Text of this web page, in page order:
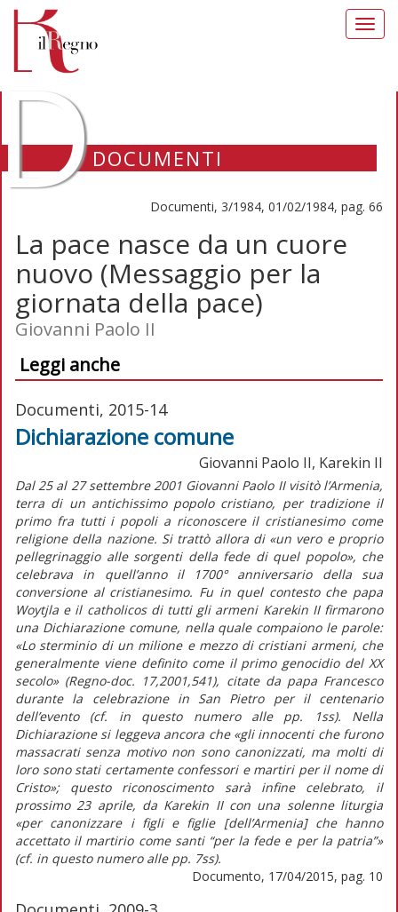
DOCUMENTI
Documenti, 3/1984, 01/02/1984, pag. 66
La pace nasce da un cuore
nuovo (Messaggio per la
giornata della pace)
Giovanni Paolo II
Leggi anche
Documenti, 2015-14
Dichiarazione comune
Giovanni Paolo II, Karekin II
Dal 25 al 27 settembre 2001 Giovanni Paolo II visitò l’Armenia,
terra di un antichissimo popolo cristiano, per tradizione il
primo fra tutti i popoli a riconoscere il cristianesimo come
religione della nazione. Si trattò allora di «un vero e proprio
pellegrinaggio alle sorgenti della fede di quel popolo», che
celebrava in quell’anno il 1700° anniversario della sua
conversione al cristianesimo. Fu in quel contesto che papa
Woytjla e il catholicos di tutti gli armeni Karekin II firmarono
una Dichiarazione comune, nella quale compaiono le parole:
«Lo sterminio di un milione e mezzo di cristiani armeni, che
generalmente viene definito come il primo genocidio del XX
secolo» (Regno-doc. 17,2001,541), citate da papa Francesco
durante la celebrazione in San Pietro per il centenario
dell’evento (cf. in questo numero alle pp. 1ss). Nella
Dichiarazione si leggeva ancora che «gli innocenti che furono
massacrati senza motivo non sono canonizzati, ma molti di
loro sono stati certamente confessori e martiri per il nome di
Cristo»; questo riconoscimento sarà infine celebrato, il
prossimo 23 aprile, da Karekin II con una solenne liturgia
«per canonizzare i figli e figlie [dell’Armenia] che hanno
accettato il martirio come santi “per la fede e per la patria”»
(cf. in questo numero alle pp. 7ss).
Documento, 17/04/2015, pag. 10